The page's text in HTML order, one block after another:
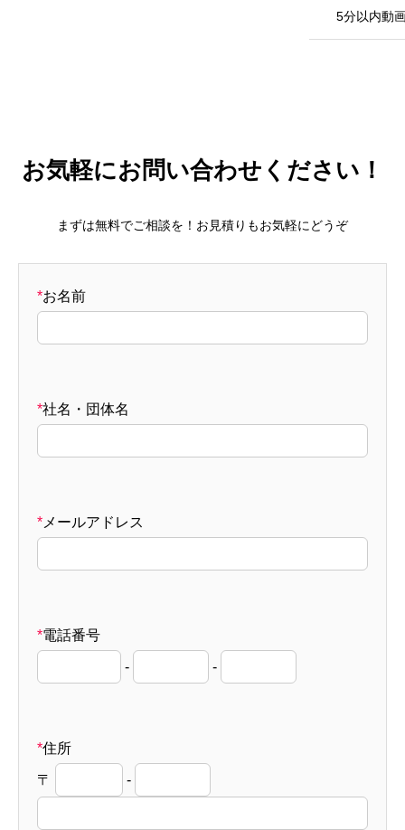
5分以内動
お気軽にお問い合わせください！
まずは無料でご相談を！お見積りもお気軽にどうぞ
*お名前
*社名・団体名
* メールアドレス
*電話番号
- -
*住所
〒 -